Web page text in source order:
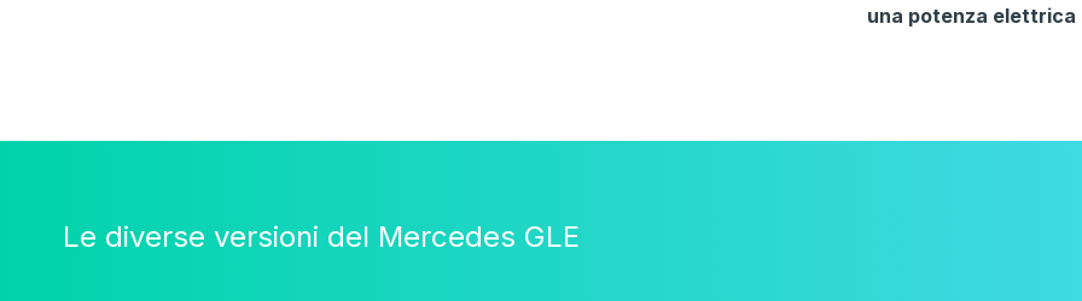
una potenza elettrica
Le diverse versioni del Mercedes GLE